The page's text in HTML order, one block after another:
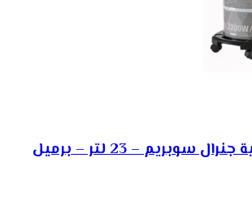
مكنسة كهربائية جنرال سوبريم – 23 لتر – برميل